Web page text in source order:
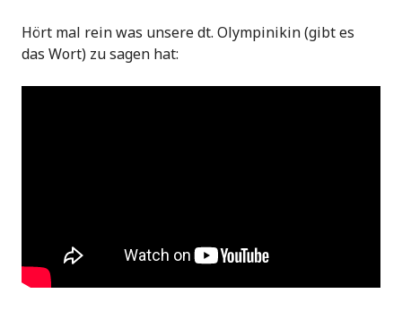
Hört mal rein was unsere dt. Olympinikin (gibt es
das Wort) zu sagen hat: